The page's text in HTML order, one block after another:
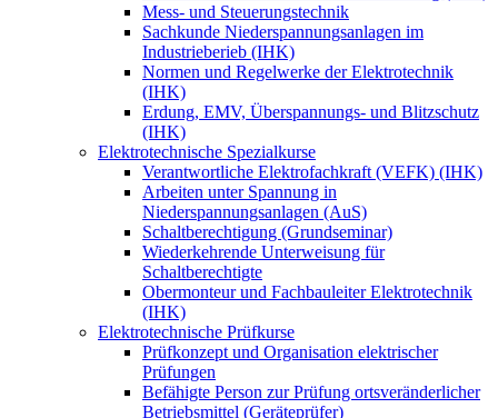
Mess- und Steuerungstechnik
Sachkunde Niederspannungsanlagen im
Industrieberieb (IHK)
Normen und Regelwerke der Elektrotechnik
(IHK)
Erdung, EMV, Überspannungs- und Blitzschutz
(IHK)
Elektrotechnische Spezialkurse
Verantwortliche Elektrofachkraft (VEFK) (IHK)
Arbeiten unter Spannung in
Niederspannungsanlagen (AuS)
Schaltberechtigung (Grundseminar)
Wiederkehrende Unterweisung für
Schaltberechtigte
Obermonteur und Fachbauleiter Elektrotechnik
(IHK)
Elektrotechnische Prüfkurse
Prüfkonzept und Organisation elektrischer
Prüfungen
Befähigte Person zur Prüfung ortsveränderlicher
Betriebsmittel (Geräteprüfer)